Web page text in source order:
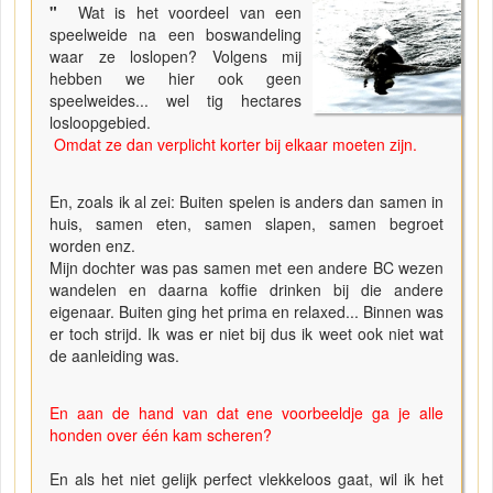
"
Wat is het voordeel van een
speelweide na een boswandeling
waar ze loslopen? Volgens mij
hebben we hier ook geen
speelweides... wel tig hectares
losloopgebied.
Omdat ze dan verplicht korter bij elkaar moeten zijn.
En, zoals ik al zei: Buiten spelen is anders dan samen in
huis, samen eten, samen slapen, samen begroet
worden enz.
Mijn dochter was pas samen met een andere BC wezen
wandelen en daarna koffie drinken bij die andere
eigenaar. Buiten ging het prima en relaxed... Binnen was
er toch strijd. Ik was er niet bij dus ik weet ook niet wat
de aanleiding was.
En aan de hand van dat ene voorbeeldje ga je alle
honden over één kam scheren?
En als het niet gelijk perfect vlekkeloos gaat, wil ik het